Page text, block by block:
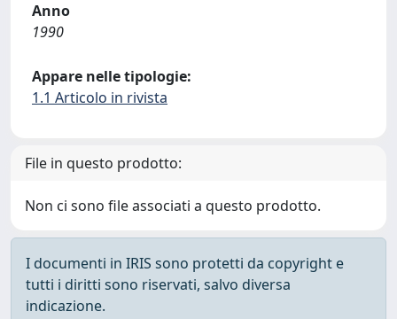
Anno
1990
Appare nelle tipologie:
1.1 Articolo in rivista
File in questo prodotto:
Non ci sono file associati a questo prodotto.
I documenti in IRIS sono protetti da copyright e
tutti i diritti sono riservati, salvo diversa
indicazione.